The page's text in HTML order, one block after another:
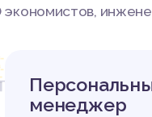
менеджер